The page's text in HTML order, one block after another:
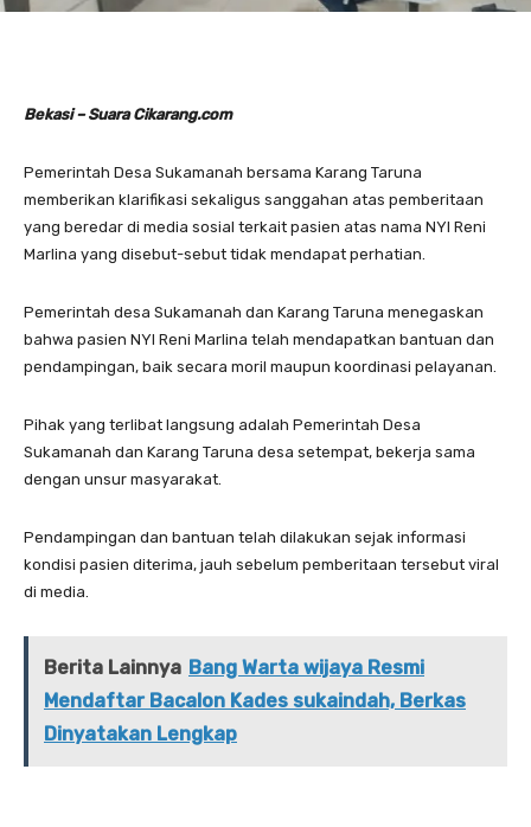
Bekasi – Suara Cikarang.com
Pemerintah Desa Sukamanah bersama Karang Taruna
memberikan klarifikasi sekaligus sanggahan atas pemberitaan
yang beredar di media sosial terkait pasien atas nama NYI Reni
Marlina yang disebut-sebut tidak mendapat perhatian.
Pemerintah desa Sukamanah dan Karang Taruna menegaskan
bahwa pasien NYI Reni Marlina telah mendapatkan bantuan dan
pendampingan, baik secara moril maupun koordinasi pelayanan.
Pihak yang terlibat langsung adalah Pemerintah Desa
Sukamanah dan Karang Taruna desa setempat, bekerja sama
dengan unsur masyarakat.
Pendampingan dan bantuan telah dilakukan sejak informasi
kondisi pasien diterima, jauh sebelum pemberitaan tersebut viral
di media.
Berita Lainnya Bang Warta wijaya Resmi
Mendaftar Bacalon Kades sukaindah, Berkas
Dinyatakan Lengkap